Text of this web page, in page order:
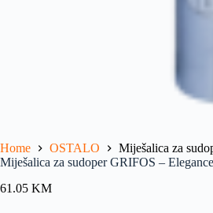
Home OSTALO
Miješalica za
Miješalica za sudoper GRIFOS – Elegance
61.05 KM